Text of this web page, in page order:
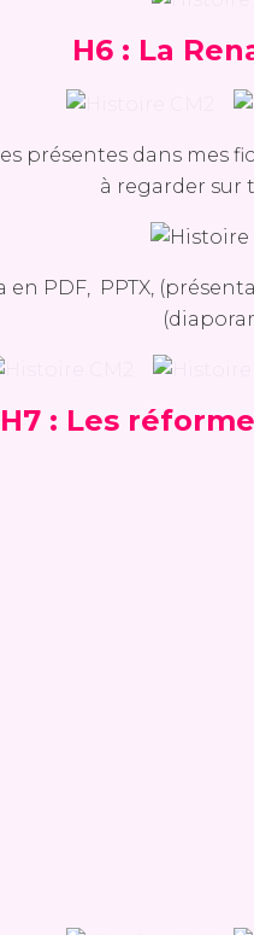
H6 : La
présentes dans mes
à regarder sur
en PDF, PPTX,
H7 : Les